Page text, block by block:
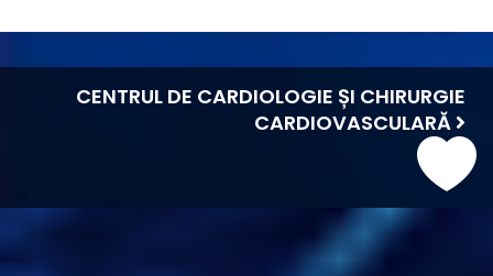
CENTRUL DE CARDIOLOGIE ȘI CHIRURGIE
CARDIOVASCULARĂ